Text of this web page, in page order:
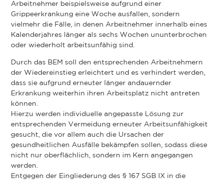
Arbeitnehmer beispielsweise aufgrund einer
Grippeerkrankung eine Woche ausfallen, sondern
vielmehr die Fälle, in denen Arbeitnehmer innerhalb eines
Kalenderjahres länger als sechs Wochen ununterbrochen
oder wiederholt arbeitsunfähig sind.
Durch das BEM soll den entsprechenden Arbeitnehmern
der Wiedereinstieg erleichtert und es verhindert werden,
dass sie aufgrund erneuter länger andauernder
Erkrankung weiterhin ihren Arbeitsplatz nicht antreten
können.
Hierzu werden individuelle angepasste Lösung zur
entsprechenden Vermeidung erneuter Arbeitsunfähigkeit
gesucht, die vor allem auch die Ursachen der
gesundheitlichen Ausfälle bekämpfen sollen, sodass diese
nicht nur oberflächlich, sondern im Kern angegangen
werden.
Entgegen der Eingliederung des § 167 SGB IX in die